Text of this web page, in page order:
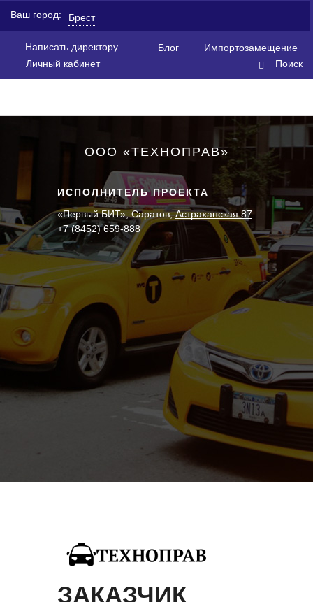
Написать директору Блог
Импортозамещение
Личный кабинет
Ваш город: Брест
Поиск
ООО «ТЕХНОПРАВ»
ИСПОЛНИТЕЛЬ ПРОЕКТА
«Первый БИТ», Саратов,Астраханская 87
+7 (8452) 659-888
ЗАКАЗЧИК